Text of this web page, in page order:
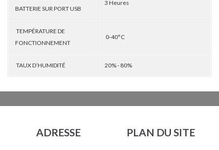
BATTERIE SUR PORT USB
3 Heures
TEMPÉRATURE DE
FONCTIONNEMENT
0-40°C
TAUX D’HUMIDITÉ 20% - 80%
ADRESSE PLAN DU SITE